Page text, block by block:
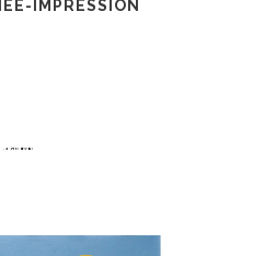
IMPRESSION